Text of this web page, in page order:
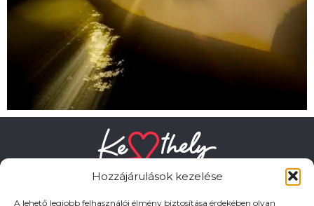
Hozzájárulások kezelése
A lehető legjobb felhasználói élmény biztosítása érdekében olyan